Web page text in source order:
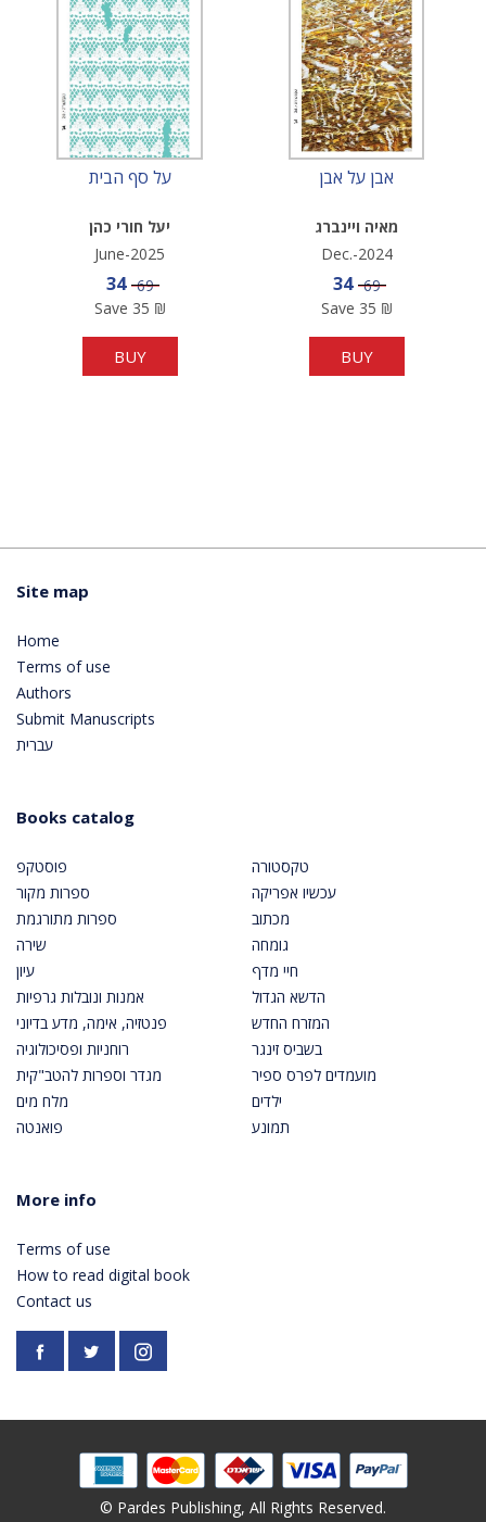
על סף הבית
יעל חורי כהן
June-2025
Sale price
34 Price
69
Save 35 ₪
BUY
אבן על אבן
מאיה ויינברג
Dec.-2024
Sale price
34 Price
69
Save 35 ₪
BUY
Site map
Home
Terms of use
Authors
Submit Manuscripts
עברית
Books catalog
פוסטקפ
ספרות מקור
ספרות מתורגמת
שירה
עיון
אמנות ונובלות גרפיות
פנטזיה, אימה, מדע בדיוני
רוחניות ופסיכולוגיה
מגדר וספרות להטב"קית
מלח מים
פואנטה
טקסטורה
עכשיו אפריקה
מכתוב
גומחה
חיי מדף
הדשא הגדול
המזרח החדש
בשביס זינגר
מועמדים לפרס ספיר
ילדים
תמונע
More info
Terms of use
How to read digital book
Contact us
Facebookhttps://twitter.com/PardesPublish
Instagram
© Pardes Publishing, All Rights Reserved.